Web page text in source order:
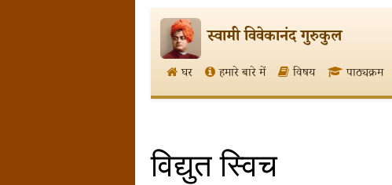
स्वामी विवेकानंद गुरुकुल
घर हमारे बारे में विषय पाठ्यक्रम
विद्युत स्विच